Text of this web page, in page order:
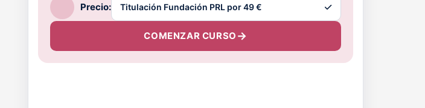
Precio:
COMENZAR CURSO